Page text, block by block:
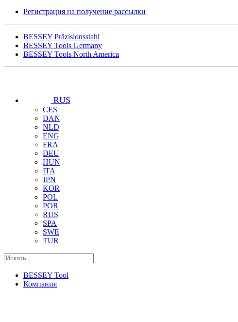
Регистрация на получение рассылки
BESSEY Präzisionsstahl
BESSEY Tools Germany
BESSEY Tools North America
RUS
CES
DAN
NLD
ENG
FRA
DEU
HUN
ITA
JPN
KOR
POL
POR
RUS
SPA
SWE
TUR
BESSEY Tool
Компания